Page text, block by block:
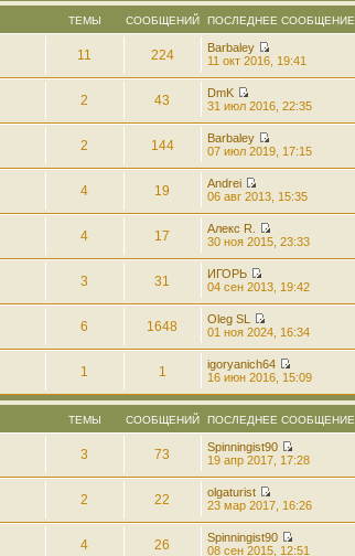
ТЕМЫ СООБЩЕНИЙ ПОСЛЕДНЕЕ СООБЩЕНИЕ
11 224
Barbaley
11 окт 2016, 19:41
2 43
DmK
31 июл 2016, 22:35
2 144
Barbaley
07 июл 2019, 17:15
4 19
Andrei
06 авг 2013, 15:35
4 17
Алекс R.
30 ноя 2015, 23:33
3 31
ИГОРЬ
04 сен 2013, 19:42
6 1648
Oleg SL
01 ноя 2024, 16:34
1 1
igoryanich64
16 июн 2016, 15:09
ТЕМЫ СООБЩЕНИЙ ПОСЛЕДНЕЕ СООБЩЕНИЕ
3 73
Spinningist90
19 апр 2017, 17:28
2 22
olgaturist
23 мар 2017, 16:26
4 26
Spinningist90
08 сен 2015, 12:51